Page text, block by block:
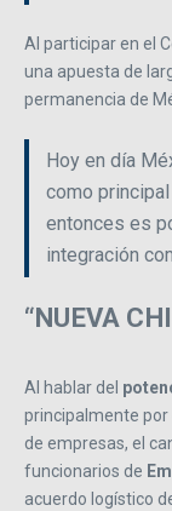
Al participar en el
una apuesta de
permanencia de
Hoy en día
como
entonces es
integración
“NUEVA
Al hablar del
principalmente
de empresas, el
funcionarios de
acuerdo logístico